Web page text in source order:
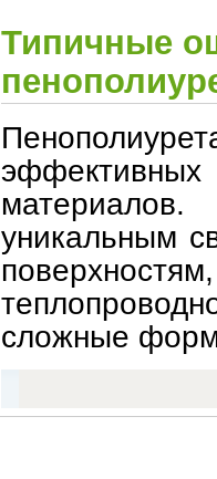
Типичные
материалов.
уникальным
сложные